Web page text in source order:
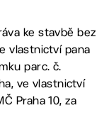
ke stavbě bez
vlastnictví pana
parc. č.
ve vlastnictví
Praha 10, za